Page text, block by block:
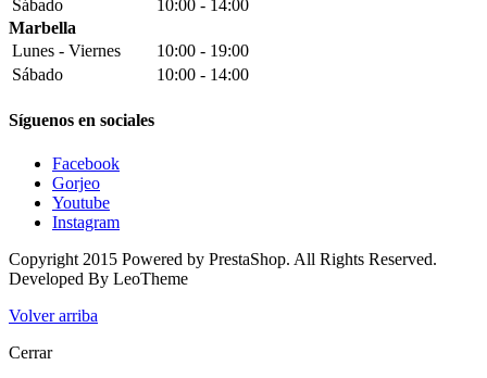
Sábado
10:00 - 14:00
Marbella
Lunes - Viernes
10:00 - 19:00
Sábado
10:00 - 14:00
Síguenos en sociales
Facebook
Gorjeo
Youtube
Instagram
Copyright 2015 Powered by PrestaShop. All Rights Reserved.
Developed By LeoTheme
Volver arriba
Cerrar